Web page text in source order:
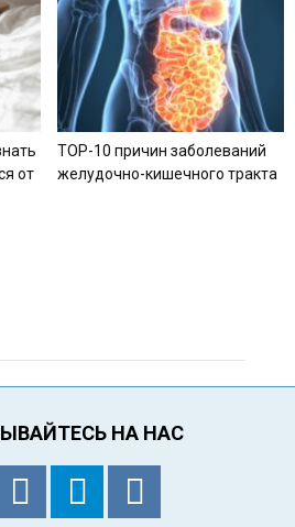
от
TOP-10 причин заболеваний
желудочно-кишечного тракта
НА НАС